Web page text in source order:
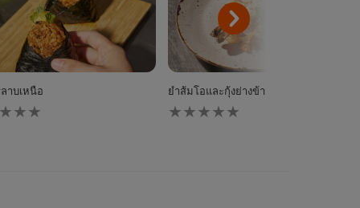
าบเหนือ ยำส้มโอและกุ้งย่างข้าวกรอบ
ไม่มี
การ